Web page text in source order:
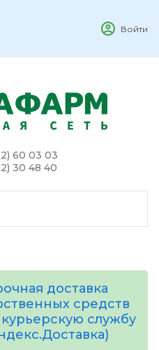
Войти
60 03 03
30 48 40
доставка
средств
службу